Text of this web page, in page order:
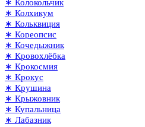
∗ Колокольчик
∗ Колхикум
∗ Кольквиция
∗ Кореопсис
∗ Кочедыжник
∗ Кровохлёбка
∗ Крокосмия
∗ Крокус
∗ Крушина
∗ Крыжовник
∗ Купальница
∗ Лабазник